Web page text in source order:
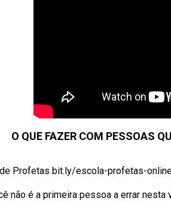
O QUE FAZER COM PESSOAS
Profetas bit.ly/escola-profetas-online
não é a primeira pessoa a errar